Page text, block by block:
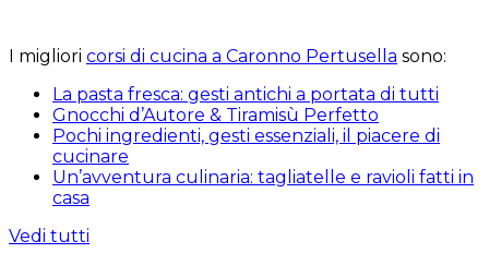
I migliori corsi di cucina a Caronno Pertusella sono:
La pasta fresca: gesti antichi a portata di tutti
Gnocchi d’Autore & Tiramisù Perfetto
Pochi ingredienti, gesti essenziali, il piacere di
cucinare
Un’avventura culinaria: tagliatelle e ravioli fatti in
casa
Vedi tutti